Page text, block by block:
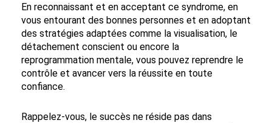
En reconnaissant et en acceptant ce syndrome, en
vous entourant des bonnes personnes et en adoptant
des stratégies adaptées comme la visualisation, le
détachement conscient ou encore la
reprogrammation mentale, vous pouvez reprendre le
contrôle et avancer vers la réussite en toute
confiance.
Rappelez-vous, le succès ne réside pas dans